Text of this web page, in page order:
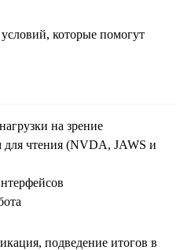
которые помогут
на зрение
для чтения (NVDA, JAWS и
подведение итогов в